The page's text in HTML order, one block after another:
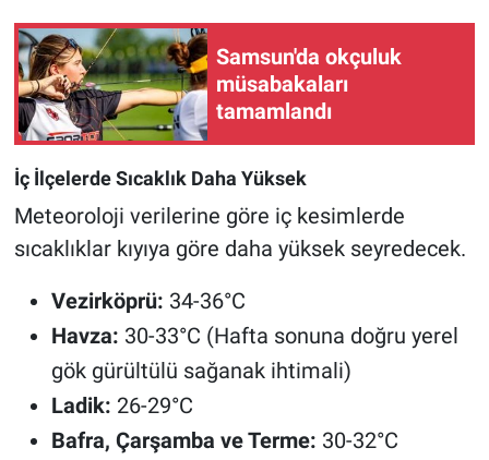
Samsun'da okçuluk
müsabakaları
tamamlandı
İç İlçelerde Sıcaklık Daha Yüksek
Meteoroloji verilerine göre iç kesimlerde
sıcaklıklar kıyıya göre daha yüksek seyredecek.
Vezirköprü: 34-36°C
Havza: 30-33°C (Hafta sonuna doğru yerel
gök gürültülü sağanak ihtimali)
Ladik: 26-29°C
Bafra, Çarşamba ve Terme: 30-32°C